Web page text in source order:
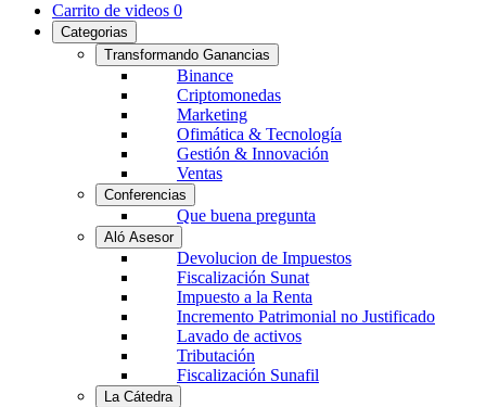
Carrito de videos 0
Categorias
Transformando Ganancias
Binance
Criptomonedas
Marketing
Ofimática & Tecnología
Gestión & Innovación
Ventas
Conferencias
Que buena pregunta
Aló Asesor
Devolucion de Impuestos
Fiscalización Sunat
Impuesto a la Renta
Incremento Patrimonial no Justificado
Lavado de activos
Tributación
Fiscalización Sunafil
La Cátedra